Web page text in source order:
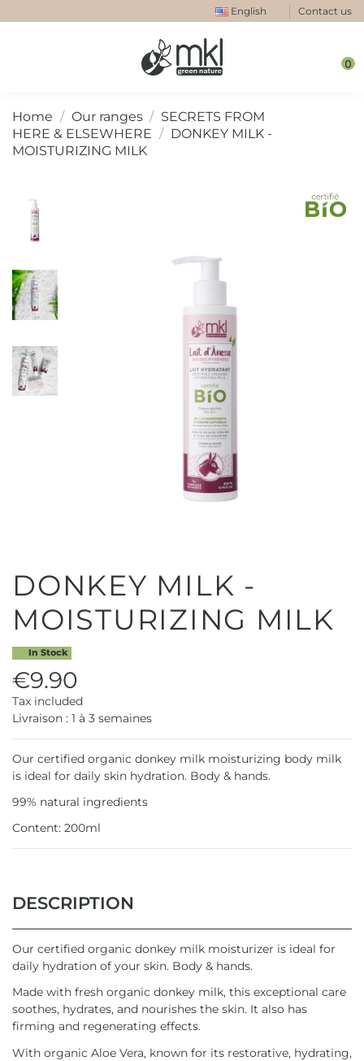
English Contact us
0
Home Our ranges
SECRETS FROM
HERE & ELSEWHERE
DONKEY MILK -
MOISTURIZING MILK
DONKEY MILK -
MOISTURIZING MILK
In Stock
€9.90
Tax included
Livraison : 1 à 3 semaines
Our certified organic donkey milk moisturizing body milk
is ideal for daily skin hydration. Body & hands.
99% natural ingredients
Content: 200ml
DESCRIPTION
Our certified organic donkey milk moisturizer is ideal for
daily hydration of your skin. Body & hands.
Made with fresh organic donkey milk, this exceptional care
soothes, hydrates, and nourishes the skin. It also has
firming and regenerating effects.
With organic Aloe Vera, known for its restorative, hydrating,